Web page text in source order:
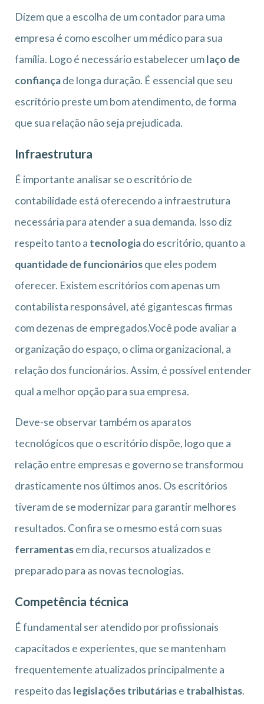
Dizem que a escolha de um contador para uma
empresa é como escolher um médico para sua
família. Logo é necessário estabelecer umlaço de
confiançade longa duração. É essencial que seu
escritório preste um bom atendimento, de forma
que sua relação não seja prejudicada.
Infraestrutura
É importante analisar se o escritório de
contabilidade está oferecendo a infraestrutura
necessária para atender a sua demanda. Isso diz
respeito tanto a tecnologiado escritório, quanto a
quantidade de funcionáriosque eles podem
oferecer. Existem escritórios com apenas um
contabilista responsável, até gigantescas firmas
com dezenas de empregados.Você pode avaliar a
organização do espaço, o clima organizacional, a
relação dos funcionários. Assim, é possível entender
qual a melhor opção para sua empresa.
Deve-se observar também os aparatos
tecnológicos que o escritório dispõe, logo que a
relação entre empresas e governo se transformou
drasticamente nos últimos anos. Os escritórios
tiveram de se modernizar para garantir melhores
resultados. Confira se o mesmo está com suas
ferramentasem dia, recursos atualizados e
preparado para as novas tecnologias.
Competência técnica
É fundamental ser atendido por profissionais
capacitados e experientes, que se mantenham
frequentemente atualizados principalmente a
respeito das legislações tributáriase trabalhistas.